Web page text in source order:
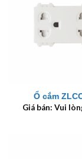
Ổ cắm
Giá bán: Vui